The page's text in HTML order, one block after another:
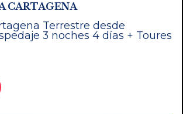
CARTAGENA
Terrestre desde
3 noches 4 días + Toures